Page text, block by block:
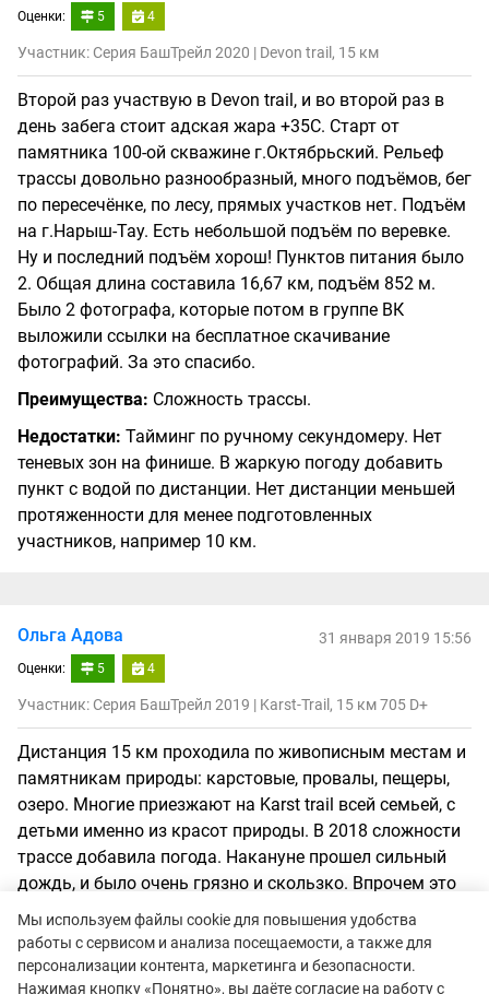
Оценки: 5 4
Участник: Серия БашТрейл 2020 | Devon trail, 15 км
Второй раз участвую в Devon trail, и во второй раз в
день забега стоит адская жара +35С. Старт от
памятника 100-ой скважине г.Октябрьский. Рельеф
трассы довольно разнообразный, много подъёмов, бег
по пересечёнке, по лесу, прямых участков нет. Подъём
на г.Нарыш-Тау. Есть небольшой подъём по веревке.
Ну и последний подъём хорош! Пунктов питания было
2. Общая длина составила 16,67 км, подъём 852 м.
Было 2 фотографа, которые потом в группе ВК
выложили ссылки на бесплатное скачивание
фотографий. За это спасибо.
Преимущества: Сложность трассы.
Недостатки: Тайминг по ручному секундомеру. Нет
теневых зон на финише. В жаркую погоду добавить
пункт с водой по дистанции. Нет дистанции меньшей
протяженности для менее подготовленных
участников, например 10 км.
Ольга Адова
Оценки: 5 4
31 января 2019 15:56
Участник: Серия БашТрейл 2019 | Karst-Trail, 15 км 705 D+
Дистанция 15 км проходила по живописным местам и
памятникам природы: карстовые, провалы, пещеры,
озеро. Многие приезжают на Karst trail всей семьей, с
детьми именно из красот природы. В 2018 сложности
трассе добавила погода. Накануне прошел сильный
дождь, и было очень грязно и скользко. Впрочем это
только добавило гонки пикантности. Очень приятная
и уютная атмосфера, медальки из природного
материала на финише. Примерно на 7 км был пункт
питания, где можно было попить воды, перекусил
Мы используем файлы cookie для повышения удобства
работы с сервисом и анализа посещаемости, а также для
персонализации контента, маркетинга и безопасности.
Нажимая кнопку «Понятно», вы даёте согласие на работу с